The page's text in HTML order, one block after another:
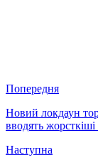
Попередня
Новий локдаун
вводять
Наступна